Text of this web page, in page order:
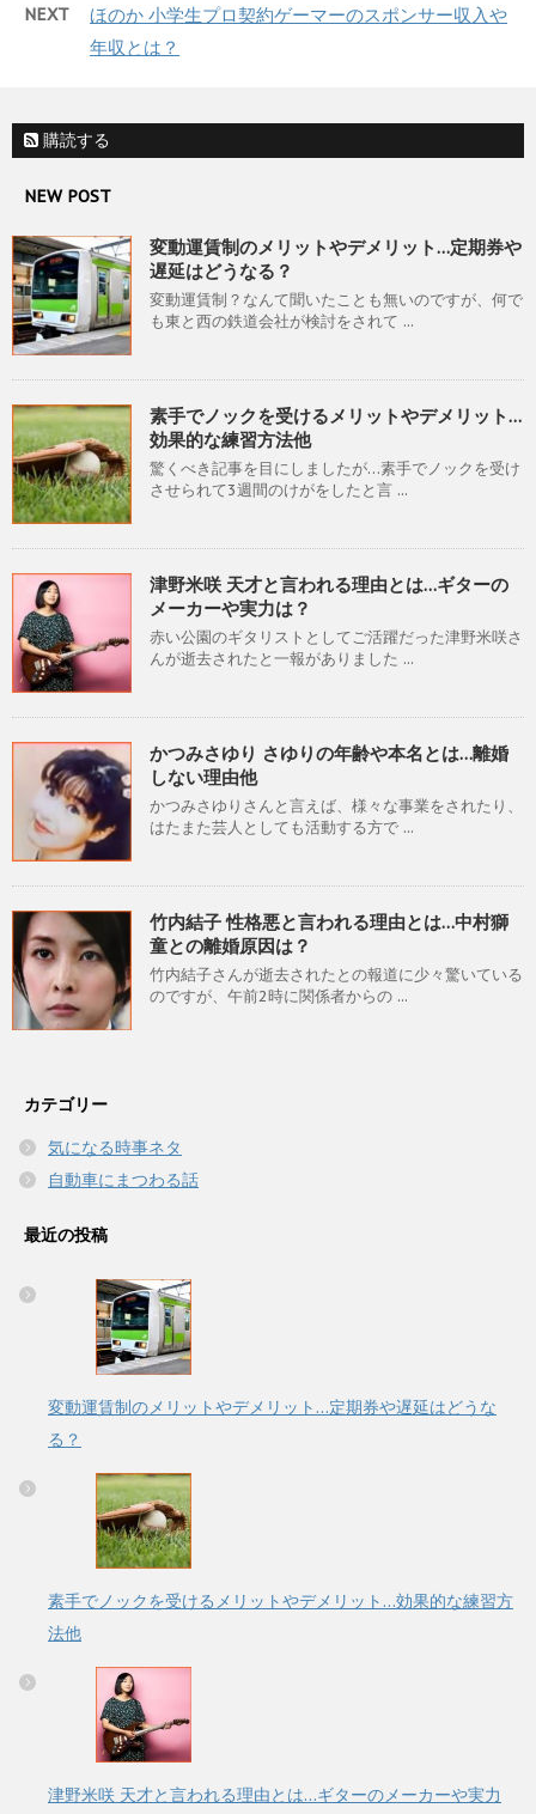
NEXT
ほのか 小学生プロ契約ゲーマーのスポンサー収入や
年収とは？
購読する
NEW POST
変動運賃制のメリットやデメリット…定期券や
遅延はどうなる？
変動運賃制？なんて聞いたことも無いのですが、何で
も東と西の鉄道会社が検討をされて ...
素手でノックを受けるメリットやデメリット…
効果的な練習方法他
驚くべき記事を目にしましたが…素手でノックを受け
させられて3週間のけがをしたと言 ...
津野米咲 天才と言われる理由とは…ギターの
メーカーや実力は？
赤い公園のギタリストとしてご活躍だった津野米咲さ
んが逝去されたと一報がありました ...
かつみさゆり さゆりの年齢や本名とは…離婚
しない理由他
かつみさゆりさんと言えば、様々な事業をされたり、
はたまた芸人としても活動する方で ...
竹内結子 性格悪と言われる理由とは…中村獅
童との離婚原因は？
竹内結子さんが逝去されたとの報道に少々驚いている
のですが、午前2時に関係者からの ...
カテゴリー
気になる時事ネタ
自動車にまつわる話
最近の投稿
変動運賃制のメリットやデメリット…定期券や遅延はどうな
る？
素手でノックを受けるメリットやデメリット…効果的な練習方
法他
津野米咲 天才と言われる理由とは…ギターのメーカーや実力